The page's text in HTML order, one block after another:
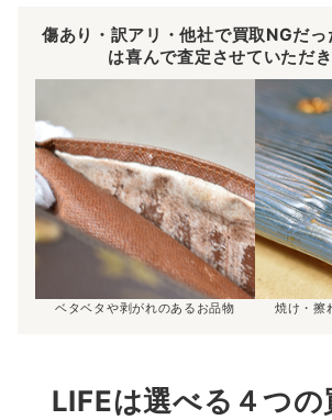
傷あり・訳アリ・他社で買取NGだ
は喜んで査定させていただき
ベタベタや剥がれのあるお品物 焼け・擦
LIFEは選べる４つの